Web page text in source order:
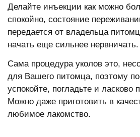
Делайте инъекции как можно
спокойно, состояние
передается от владельца
начать еще сильнее нервничать.
Сама процедура уколов это,
для Вашего питомца, поэтому
успокойте, погладьте и ласково
Можно даже приготовить в
любимое лакомство.